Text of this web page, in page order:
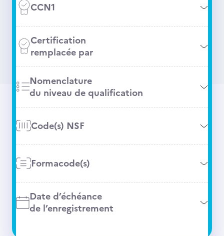
CCN1
Certification
remplacée par
Nomenclature
du niveau de qualification
Code(s) NSF
Formacode(s)
Date d’échéance
de l’enregistrement